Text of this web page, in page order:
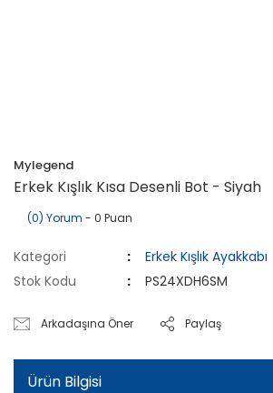
Mylegend
Erkek Kışlık Kısa Desenli Bot - Siyah
(0) Yorum - 0 Puan
Kategori
Erkek Kışlık Ayakkabı
Stok Kodu
PS24XDH6SM
Arkadaşına Öner Paylaş
Ürün Bilgisi